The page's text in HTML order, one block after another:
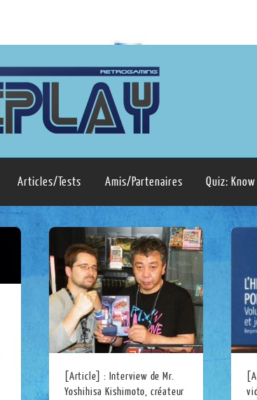
Articles/Tests Amis/Partenaires Quiz: Know
[Article] : Interview de Mr.
Yoshihisa Kishimoto, créateur